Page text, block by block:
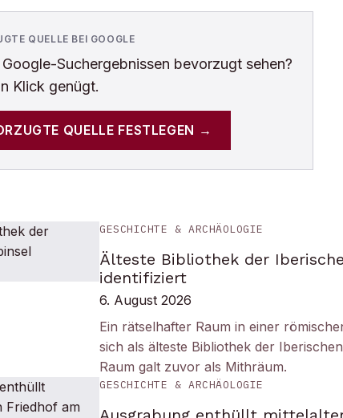
QUELLE BEI GOOGLE
Google-Suchergebnissen bevorzugt sehen?
Klick genügt.
QUELLE FESTLEGEN →
GESCHICHTE & ARCHÄOLOGIE
Älteste Bibliothek der
identifiziert
6. August 2026
Ein rätselhafter Raum in einer
sich als älteste Bibliothek der
Raum galt zuvor als Mithräum.
GESCHICHTE & ARCHÄOLOGIE